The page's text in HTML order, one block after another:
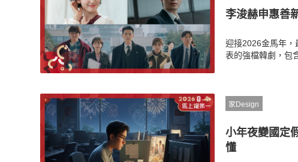
李浚赫申惠善
迎接2026金馬年，
表的強檔韓劇，包
家Design
小年夜變國定
懂